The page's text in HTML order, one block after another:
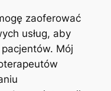
zaoferować
usług, aby
Mój